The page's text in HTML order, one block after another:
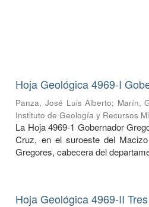
Hoja Geológica 4969-I
Panza, José Luis Alberto; Marín,
Instituto de Geología y Recursos
La Hoja 4969-1 Gobernador
Cruz, en el suroeste del
Gregores, cabecera del
Hoja Geológica 4969-II